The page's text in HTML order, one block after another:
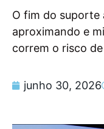
O fim do suporte
aproximando e
correm o risco
junho 30, 2026